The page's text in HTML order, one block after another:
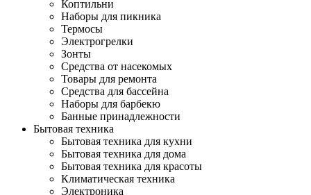
Коптильни
Наборы для пикника
Термосы
Электрогрелки
Зонты
Средства от насекомых
Товары для ремонта
Средства для бассейна
Наборы для барбекю
Банные принадлежности
Бытовая техника
Бытовая техника для кухни
Бытовая техника для дома
Бытовая техника для красоты
Климатическая техника
Электроника